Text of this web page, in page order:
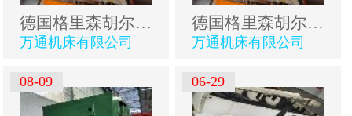
德国格里森胡尔特数控五轴剃齿机
万通机床有限公司
德国格里森胡尔特数控五轴剃齿机
万通机床有限公司
08-09 06-29